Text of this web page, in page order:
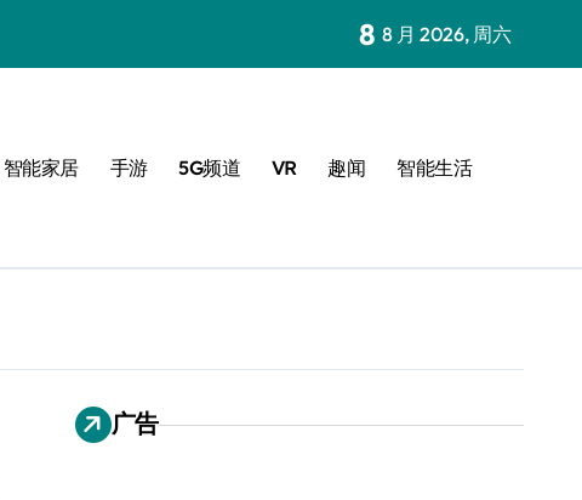
8 8 月 2026, 周六
智能家居 手游 5G频道 VR 趣闻 智能生活
广告